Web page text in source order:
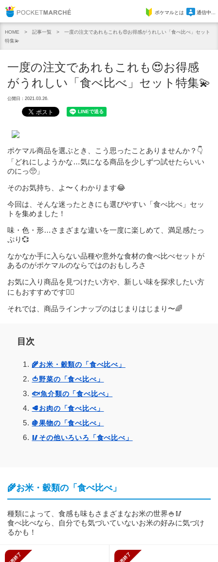
Pocket Marcheポケマルとは 通信中...
HOME 記事一覧
一度の注文であれもこれも😍お得感がうれしい「食べ比べ」セット
特集💫
一度の注文であれもこれも😍お得感
がうれしい「食べ比べ」セット特集💫
公開日：2021.03.26.
ポケマル商品を選ぶとき、こう思ったことありませんか？👇
「どれにしようかな…気になる商品を少しずつ試せたらいい
のにっ🥺」
そのお気持ち、よ〜くわかります😂
今回は、そんな迷ったときにも選びやすい「食べ比べ」セッ
トを集めました！
味・色・形…さまざまな違いを一度に楽しめて、満足感たっ
ぷり💞
なかなか手に入らない品種や意外な食材の食べ比べセットが
あるのがポケマルのならではのおもしろさ
お気に入り商品を見つけたい方や、新しい味を探求したい方
にもおすすめです🙆‍♀️
それでは、商品ラインナップのはじまりはじまり〜🌈
目次
🌾お米・穀類の「食べ比べ」
🍅野菜の「食べ比べ」
🐟魚介類の「食べ比べ」
🥩お肉の「食べ比べ」
🍇果物の「食べ比べ」
🥢その他いろいろ「食べ比べ」
🌾お米・穀類の「食べ比べ」
種類によって、食感も味もさまざまなお米の世界🍚🥢
食べ比べなら、自分でも気づいていないお米の好みに気づけ
るかも！